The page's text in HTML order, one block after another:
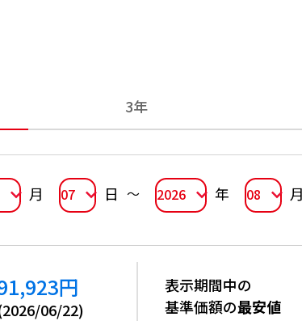
3年
月 07 日 2026 年 08 月
円
2026/06/22)
表示期間中の
基準価額の最安値